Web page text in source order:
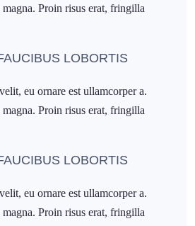
Proin risus erat, fringilla.
LOBORTIS
eu ornare est ullamcorper a.
Proin risus erat, fringilla.
LOBORTIS
eu ornare est ullamcorper a.
Proin risus erat, fringilla.